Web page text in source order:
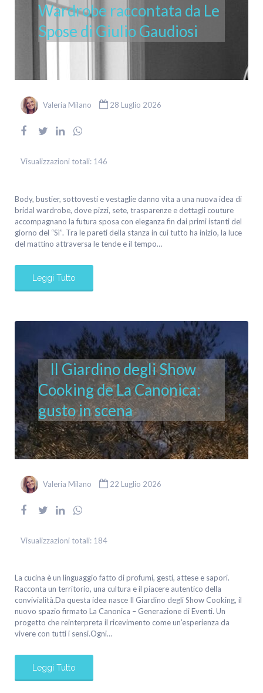
Wardrobe raccontata da Le
Spose di Giulio Gaudiosi
Valeria Milano 28 Luglio 2026
Visualizzazioni totali: 146
Body, bustier, sottovesti e vestaglie danno vita a una nuova idea di
bridal wardrobe, dove pizzi, sete, trasparenze e dettagli couture
accompagnano la futura sposa con eleganza fin dai primi istanti del
giorno del “Sì”. Tra le pareti della stanza in cui tutto ha inizio, la luce
del mattino attraversa le tende e il tempo…
Leggi Tutto
Il Giardino degli Show
Cooking de La Canonica:
gusto in scena
Valeria Milano 22 Luglio 2026
Visualizzazioni totali: 184
La cucina è un linguaggio fatto di profumi, gesti, attese e sapori.
Racconta un territorio, una cultura e il piacere autentico della
convivialità.Da questa idea nasce Il Giardino degli Show Cooking, il
nuovo spazio firmato La Canonica – Generazione di Eventi. Un
progetto che reinterpreta il ricevimento come un’esperienza da
vivere con tutti i sensi.Ogni…
Leggi Tutto